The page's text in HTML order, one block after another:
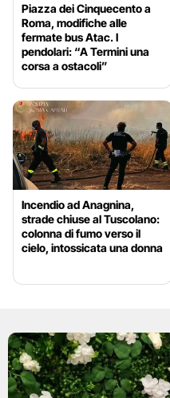
Piazza dei Cinquecento a
Roma, modifiche alle
fermate bus Atac. I
pendolari: “A Termini una
corsa a ostacoli”
Incendio ad Anagnina,
strade chiuse al Tuscolano:
colonna di fumo verso il
cielo, intossicata una donna